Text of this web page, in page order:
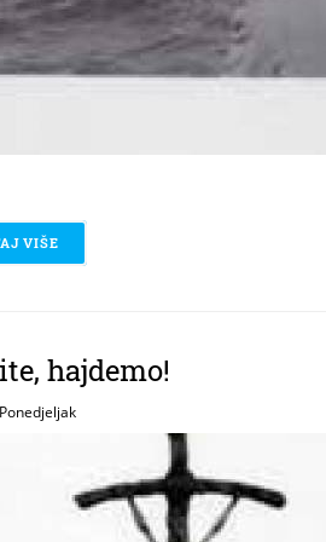
VIŠE
hajdemo!